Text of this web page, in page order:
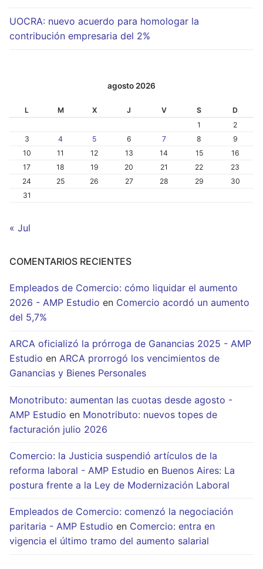
UOCRA: nuevo acuerdo para homologar la
contribución empresaria del 2%
agosto 2026
L M X J V S
D
1
2
3
4 5 6 7 8
9
10
11 12 13 14 15
16
17
18 19 20 21 22
23
24
25 26 27 28 29
30
31
« Jul
COMENTARIOS RECIENTES
Empleados de Comercio: cómo liquidar el aumento
2026 - AMP Estudio en Comercio acordó un aumento
del 5,7%
ARCA oficializó la prórroga de Ganancias 2025 - AMP
Estudio en ARCA prorrogó los vencimientos de
Ganancias y Bienes Personales
Monotributo: aumentan las cuotas desde agosto -
AMP Estudio en Monotributo: nuevos topes de
facturación julio 2026
Comercio: la Justicia suspendió artículos de la
reforma laboral - AMP Estudio en Buenos Aires: La
postura frente a la Ley de Modernización Laboral
Empleados de Comercio: comenzó la negociación
paritaria - AMP Estudio en Comercio: entra en
vigencia el último tramo del aumento salarial